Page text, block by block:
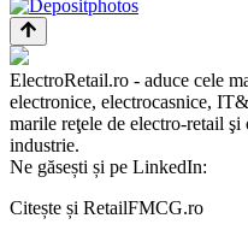
ElectroRetail.ro - aduce cele
electronice, electrocasnice,
marile reţele de electro-retail
industrie.
Ne găsești și pe LinkedIn:
Citește și RetailFMCG.ro